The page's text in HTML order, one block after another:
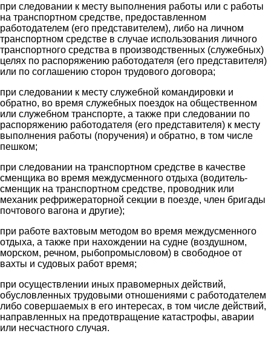
при следовании к месту выполнения работы или с работы
на транспортном средстве, предоставленном
работодателем (его представителем), либо на личном
транспортном средстве в случае использования личного
транспортного средства в производственных (служебных)
целях по распоряжению работодателя (его представителя)
или по соглашению сторон трудового договора;
при следовании к месту служебной командировки и
обратно, во время служебных поездок на общественном
или служебном транспорте, а также при следовании по
распоряжению работодателя (его представителя) к месту
выполнения работы (поручения) и обратно, в том числе
пешком;
при следовании на транспортном средстве в качестве
сменщика во время междусменного отдыха (водитель-
сменщик на транспортном средстве, проводник или
механик рефрижераторной секции в поезде, член бригады
почтового вагона и другие);
при работе вахтовым методом во время междусменного
отдыха, а также при нахождении на судне (воздушном,
морском, речном, рыбопромысловом) в свободное от
вахты и судовых работ время;
при осуществлении иных правомерных действий,
обусловленных трудовыми отношениями с работодателем
либо совершаемых в его интересах, в том числе действий,
направленных на предотвращение катастрофы, аварии
или несчастного случая.